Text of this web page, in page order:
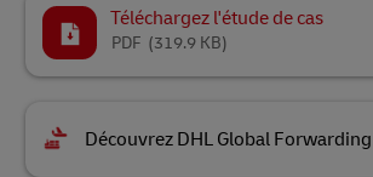
Téléchargez l'étude de cas
(319.9 KB)
PDF
Découvrez DHL Global Forwarding